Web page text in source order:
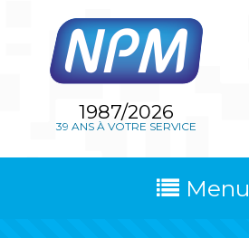
1987/2026
39 ANS À VOTRE SERVICE
Menu